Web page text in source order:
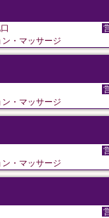
・マッサージ
・マッサージ
・マッサージ